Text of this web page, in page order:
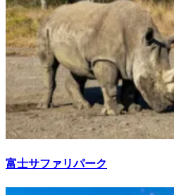
富士サファリパーク